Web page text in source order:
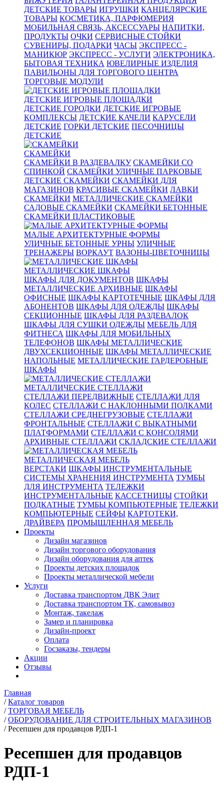
ДЕТСКИЕ ТОВАРЫ ИГРУШКИ КАНЦЕЛЯРСКИЕ
ТОВАРЫ КОСМЕТИКА, ПАРФЮМЕРИЯ
МОБИЛЬНАЯ СВЯЗЬ, АКСЕССУАРЫ НАПИТКИ,
ПРОДУКТЫ ОЧКИ СЕРВИСНЫЕ СТОЙКИ
СУВЕНИРЫ, ПОДАРКИ ЧАСЫ ЭКСПРЕСС -
МАНИКЮР ЭКСПРЕСС - УСЛУГИ ЭЛЕКТРОНИКА,
БЫТОВАЯ ТЕХНИКА ЮВЕЛИРНЫЕ ИЗДЕЛИЯ
ПАВИЛЬОНЫ ДЛЯ ТОРГОВОГО ЦЕНТРА
ТОРГОВЫЕ МОДУЛИ
ДЕТСКИЕ ИГРОВЫЕ ПЛОЩАДКИ
ДЕТСКИЕ ГОРОДКИ ДЕТСКИЕ ИГРОВЫЕ
КОМПЛЕКСЫ ДЕТСКИЕ КАЧЕЛИ КАРУСЕЛИ
ДЕТСКИЕ ГОРКИ ДЕТСКИЕ ПЕСОЧНИЦЫ
ДЕТСКИЕ
СКАМЕЙКИ
СКАМЕЙКИ В РАЗДЕВАЛКУ СКАМЕЙКИ СО
СПИНКОЙ СКАМЕЙКИ УЛИЧНЫЕ ПАРКОВЫЕ
ДЕТСКИЕ СКАМЕЙКИ СКАМЕЙКИ ДЛЯ
МАГАЗИНОВ КРАСИВЫЕ СКАМЕЙКИ ЛАВКИ
СКАМЕЙКИ МЕТАЛЛИЧЕСКИЕ СКАМЕЙКИ
САДОВЫЕ СКАМЕЙКИ СКАМЕЙКИ БЕТОННЫЕ
СКАМЕЙКИ ПЛАСТИКОВЫЕ
МАЛЫЕ АРХИТЕКТУРНЫЕ ФОРМЫ
УЛИЧНЫЕ БЕТОННЫЕ УРНЫ УЛИЧНЫЕ
ТРЕНАЖЕРЫ ВОРКАУТ ВАЗОНЫ-ЦВЕТОЧНИЦЫ
МЕТАЛЛИЧЕСКИЕ ШКАФЫ
ШКАФЫ ДЛЯ ДОКУМЕНТОВ ШКАФЫ
МЕТАЛЛИЧЕСКИЕ АРХИВНЫЕ ШКАФЫ
ОФИСНЫЕ ШКАФЫ КАРТОТЕЧНЫЕ ШКАФЫ ДЛЯ
АБОНЕНТОВ ШКАФЫ ДЛЯ ОДЕЖДЫ ШКАФЫ
СЕКЦИОННЫЕ ШКАФЫ ДЛЯ РАЗДЕВАЛОК
ШКАФЫ ДЛЯ СУШКИ ОДЕЖДЫ МЕБЕЛЬ ДЛЯ
ФИТНЕСА ШКАФЫ ДЛЯ МОБИЛЬНЫХ
ТЕЛЕФОНОВ ШКАФЫ МЕТАЛЛИЧЕСКИЕ
ДВУХСЕКЦИОННЫЕ ШКАФЫ МЕТАЛЛИЧЕСКИЕ
НАПОЛЬНЫЕ МЕТАЛЛИЧЕСКИЕ ГАРДЕРОБНЫЕ
ШКАФЫ
МЕТАЛЛИЧЕСКИЕ СТЕЛЛАЖИ
СТЕЛЛАЖИ ПЕРЕДВИЖНЫЕ СТЕЛЛАЖИ ДЛЯ
КОЛЕС СТЕЛЛАЖИ С НАКЛОННЫМИ ПОЛКАМИ
СТЕЛЛАЖИ СРЕДНЕГРУЗОВЫЕ СТЕЛЛАЖИ
ФРОНТАЛЬНЫЕ СТЕЛЛАЖИ С ВЫКАТНЫМИ
ПЛАТФОРМАМИ СТЕЛЛАЖИ С КОНСОЛЯМИ
АРХИВНЫЕ СТЕЛЛАЖИ СКЛАДСКИЕ СТЕЛЛАЖИ
МЕТАЛЛИЧЕСКАЯ МЕБЕЛЬ
ВЕРСТАКИ ШКАФЫ ИНСТРУМЕНТАЛЬНЫЕ
СИСТЕМЫ ХРАНЕНИЯ ИНСТРУМЕНТА ТУМБЫ
ДЛЯ ИНСТРУМЕНТА ТЕЛЕЖКИ
ИНСТРУМЕНТАЛЬНЫЕ КАССЕТНИЦЫ СТОЙКИ
ПОДКАТНЫЕ ТУМБЫ КОМПЬЮТЕРНЫЕ ТЕЛЕЖКИ
КОМПЬЮТЕРНЫЕ СЕЙФЫ КАРТОТЕКИ,
ДРАЙВЕРА ПРОМЫШЛЕННАЯ МЕБЕЛЬ
Проекты
Дизайн магазинов
Дизайн торгового оборудования
Дизайн оборудования для аптек
Проекты детских площадок
Проекты металлической мебели
Услуги
Доставка транспортом ДВК Элит
Доставка транспортом ТК, самовывоз
Монтаж, такелаж
Замер и планировка
Дизайн-проект
Оплата
Госзаказы, тендеры
Акции
Отзывы
Главная
/ Каталог товаров
/ ТОРГОВАЯ МЕБЕЛЬ
/ ОБОРУДОВАНИЕ ДЛЯ СТРОИТЕЛЬНЫХ МАГАЗИНОВ
/ Ресепшен для продавцов РДП-1
Ресепшен для продавцов
РДП-1